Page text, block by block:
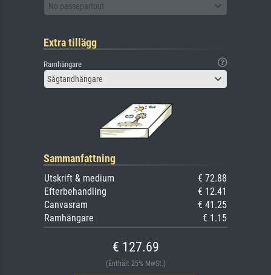
No passepartout
Extra tillägg
Ramhängare
Sågtandhängare
Sammanfattning
Utskrift & medium
€ 72.88
Efterbehandling
€ 12.41
Canvasram
€ 41.25
Ramhängare
€ 1.15
€ 127.69
(Enthält 25% MwSt.)